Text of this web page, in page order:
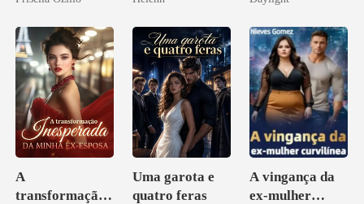
A
transformação
Uma garota e
quatro feras
A vingança da
ex-mulher